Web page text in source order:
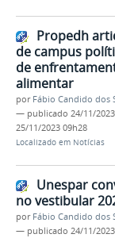
Propedh
de campus
de
alimentar
por Fábio Candido dos
— publicado 24/11/2023
25/11/2023 09h28
Localizado em Notícias
Unespar
no vestibular
por Fábio Candido dos
— publicado 24/11/2023